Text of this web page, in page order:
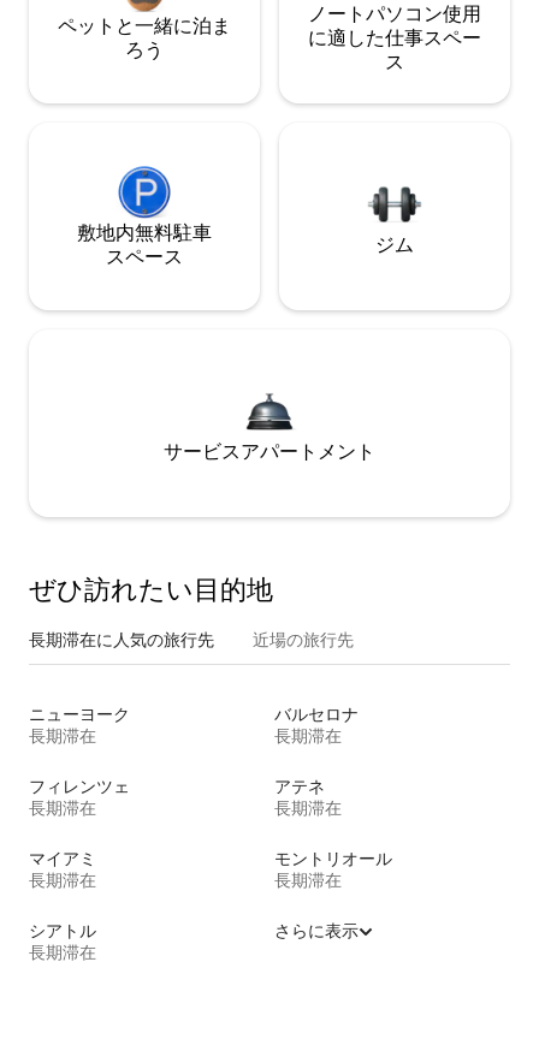
ペットと一緒に泊ま
ろう
ノートパソコン使用
に適した仕事スペー
ス
敷地内無料駐⁠車
ス⁠ペ⁠ー⁠ス
ジム
サービスアパートメント
ぜひ訪⁠れ⁠た⁠い目⁠的⁠地
長期滞在に人気の旅行先 近場の旅行先
ニューヨーク
長期滞在
バルセロナ
長期滞在
フィレンツェ
長期滞在
アテネ
長期滞在
マイアミ
長期滞在
モントリオール
長期滞在
シアトル
長期滞在
さらに表示